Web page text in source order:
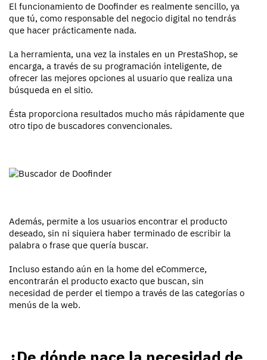
El funcionamiento de Doofinder es realmente sencillo, ya
que tú, como responsable del negocio digital no tendrás
que hacer prácticamente nada.
La herramienta, una vez la instales en un PrestaShop, se
encarga, a través de su programación inteligente, de
ofrecer las mejores opciones al usuario que realiza una
búsqueda en el sitio.
Ésta proporciona resultados mucho más rápidamente que
otro tipo de buscadores convencionales.
Además, permite a los usuarios encontrar el producto
deseado, sin ni siquiera haber terminado de escribir la
palabra o frase que quería buscar.
Incluso estando aún en la home del eCommerce,
encontrarán el producto exacto que buscan, sin
necesidad de perder el tiempo a través de las categorías o
menús de la web.